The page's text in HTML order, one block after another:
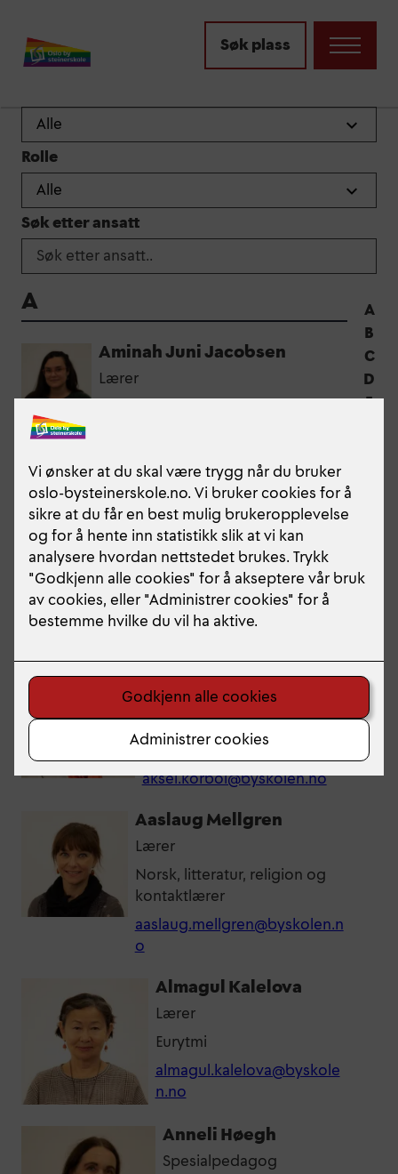
Filtrere på:
Rolle
Søk etter ansatt
A
Aminah Juni Jacobsen
Lærer
aminah.jacobsen@byskolen.no
Anders Finstad
Lærer
Cello
anders.finstad@byskolen.
no
Aksel Korbøl
Lærer
Gitar, musikkhistorie og
kontaktlærer
aksel.korbol@byskolen.no
Aaslaug Mellgren
Lærer
Norsk, litteratur, religion og
kontaktlærer
aaslaug.mellgren@byskolen.n
o
Almagul Kalelova
Lærer
Eurytmi
almagul.kalelova@byskole
n.no
Anneli Høegh
Spesialpedagog
A
B
C
D
E
M
S
T
Å
Søk plass